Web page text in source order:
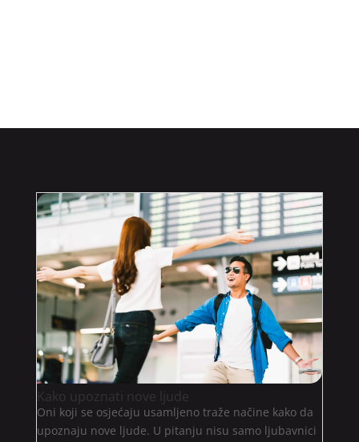
Kako upoznati nove ljude
Oni koji se osjećaju usamljeno traže načine kako da
upoznaju nove ljude. U pitanju nisu samo ljubavnici